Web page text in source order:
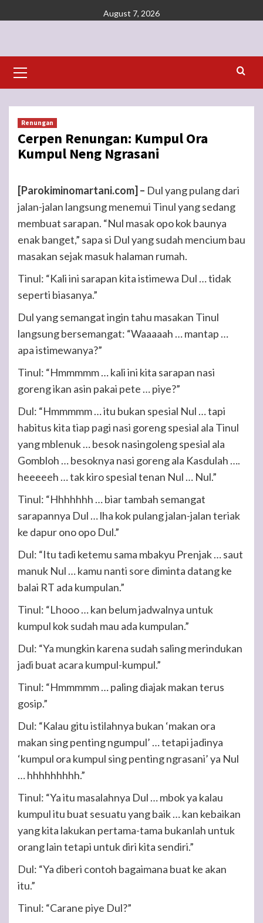
to
August 7, 2026
Menu
Renungan
Cerpen Renungan: Kumpul Ora
Kumpul Neng Ngrasani
[Parokiminomartani.com] – Dul yang pulang dari
jalan-jalan langsung menemui Tinul yang sedang
membuat sarapan. “Nul masak opo kok baunya
enak banget,” sapa si Dul yang sudah mencium bau
masakan sejak masuk halaman rumah.
Tinul: “Kali ini sarapan kita istimewa Dul … tidak
seperti biasanya.”
Dul yang semangat ingin tahu masakan Tinul
langsung bersemangat: “Waaaaah … mantap …
apa istimewanya?”
Tinul: “Hmmmmm … kali ini kita sarapan nasi
goreng ikan asin pakai pete … piye?”
Dul: “Hmmmmm … itu bukan spesial Nul … tapi
habitus kita tiap pagi nasi goreng spesial ala Tinul
yang mblenuk … besok nasingoleng spesial ala
Gombloh … besoknya nasi goreng ala Kasdulah ….
heeeeeh … tak kiro spesial tenan Nul … Nul.”
Tinul: “Hhhhhhh … biar tambah semangat
sarapannya Dul … lha kok pulang jalan-jalan teriak
ke dapur ono opo Dul.”
Dul: “Itu tadi ketemu sama mbakyu Prenjak … saut
manuk Nul … kamu nanti sore diminta datang ke
balai RT ada kumpulan.”
Tinul: “Lhooo … kan belum jadwalnya untuk
kumpul kok sudah mau ada kumpulan.”
Dul: “Ya mungkin karena sudah saling merindukan
jadi buat acara kumpul-kumpul.”
Tinul: “Hmmmmm … paling diajak makan terus
gosip.”
Dul: “Kalau gitu istilahnya bukan ‘makan ora
makan sing penting ngumpul’ … tetapi jadinya
‘kumpul ora kumpul sing penting ngrasani’ ya Nul
… hhhhhhhhh.”
Tinul: “Ya itu masalahnya Dul … mbok ya kalau
kumpul itu buat sesuatu yang baik … kan kebaikan
yang kita lakukan pertama-tama bukanlah untuk
orang lain tetapi untuk diri kita sendiri.”
Dul: “Ya diberi contoh bagaimana buat ke akan
itu.”
Tinul: “Carane piye Dul?”